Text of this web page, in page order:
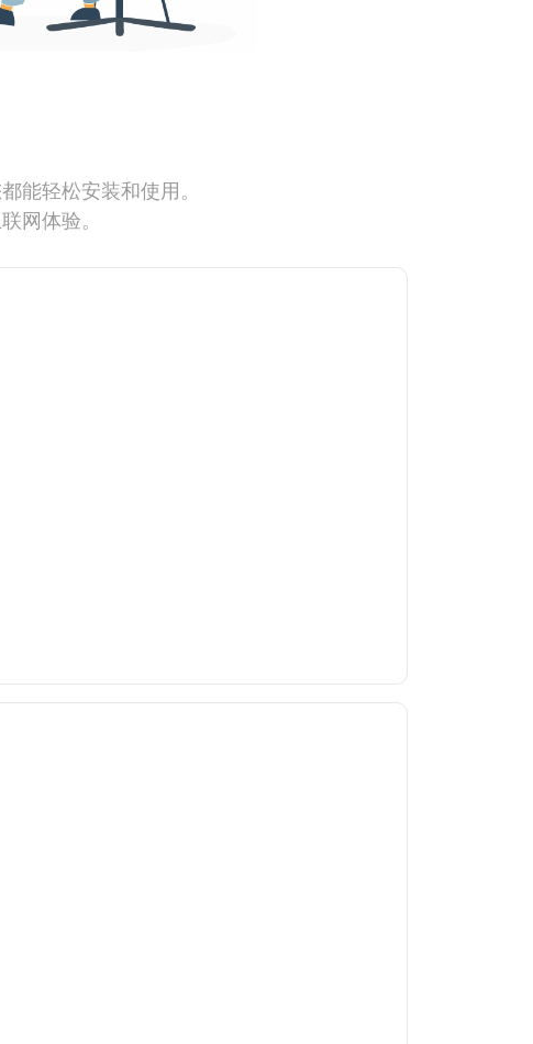
能轻松安装和使用。
网体验。